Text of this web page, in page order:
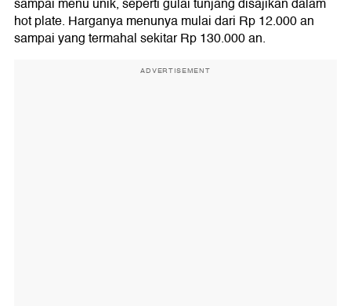
sampai menu unik, seperti gulai tunjang disajikan dalam
hot plate. Harganya menunya mulai dari Rp 12.000 an
sampai yang termahal sekitar Rp 130.000 an.
ADVERTISEMENT